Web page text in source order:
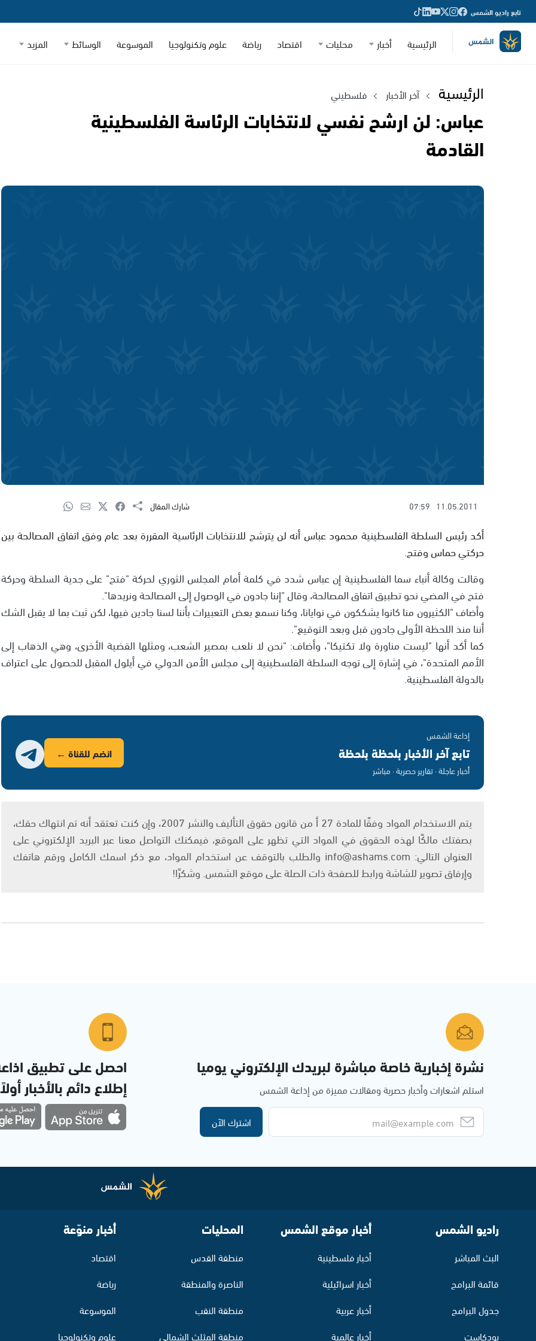
تابع راديو الشمس
الرئيسية أخبار محليات اقتصاد رياضة علوم وتكنولوجيا الموسوعة الوسائط المزيد
الرئيسية آخر الأخبار فلسطيني
عباس: لن ارشح نفسي لانتخابات الرئاسة الفلسطينية
القادمة
11.05.2011
07:59 شارك المقال
أكد رئيس السلطة الفلسطينية محمود عباس أنه لن يترشح للانتخابات الرئاسية المقررة بعد عام وفق اتفاق المصالحة بين
حركتي حماس وفتح.
وقالت وكالة أنباء سما الفلسطينية إن عباس شدد في كلمة أمام المجلس الثوري لحركة "فتح" على جدية السلطة وحركة
فتح في المضي نحو تطبيق اتفاق المصالحة، وقال "إننا جادون في الوصول إلى المصالحة ونريدها".
وأضاف "الكثيرون منا كانوا يشككون في نوايانا، وكنا نسمع بعض التعبيرات بأننا لسنا جادين فيها، لكن ثبت بما لا يقبل الشك
أننا منذ اللحظة الأولى جادون قبل وبعد التوقيع".
كما أكد أنها "ليست مناورة ولا تكتيكا"، وأضاف: "نحن لا نلعب بمصير الشعب، ومثلها القضية الأخرى، وهي الذهاب إلى
الأمم المتحدة"، في إشارة إلى توجه السلطة الفلسطينية إلى مجلس الأمن الدولي في أيلول المقبل للحصول على اعتراف
بالدولة الفلسطينية.
إذاعة الشمس
تابع آخر الأخبار بلحظة بلحظة
أخبار عاجلة · تقارير حصرية · مباشر
انضم للقناة ←
يتم الاستخدام المواد وفقًا للمادة 27 أ من قانون حقوق التأليف والنشر 2007، وإن كنت تعتقد أنه تم انتهاك حقك،
بصفتك مالكًا لهذه الحقوق في المواد التي تظهر على الموقع، فيمكنك التواصل معنا عبر البريد الإلكتروني على
العنوان التالي: info@ashams.com والطلب بالتوقف عن استخدام المواد، مع ذكر اسمك الكامل ورقم هاتفك
وإرفاق تصوير للشاشة ورابط للصفحة ذات الصلة على موقع الشمس. وشكرًا!
نشرة إخبارية خاصة مباشرة لبريدك الإلكتروني يوميا
استلم اشعارات وأخبار حصرية ومقالات مميزة من إذاعة الشمس
اشترك الآن
احصل على تطبيق
إطلاع دائم بالأخبار
راديو الشمس
البث المباشر
قائمة البرامج
جدول البرامج
بودكاست
أخبار موقع الشمس
أخبار فلسطينية
أخبار اسرائيلية
أخبار عربية
أخبار عالمية
المحليات
منطقة القدس
الناصرة والمنطقة
منطقة النقب
منطقة المثلث الشمالي
أخبار منوّعة
اقتصاد
رياضة
الموسوعة
علوم وتكنولوجيا